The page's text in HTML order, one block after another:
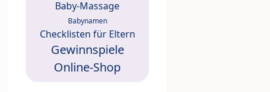
Baby-Massage
Babynamen
Checklisten für Eltern
Gewinnspiele
Online-Shop